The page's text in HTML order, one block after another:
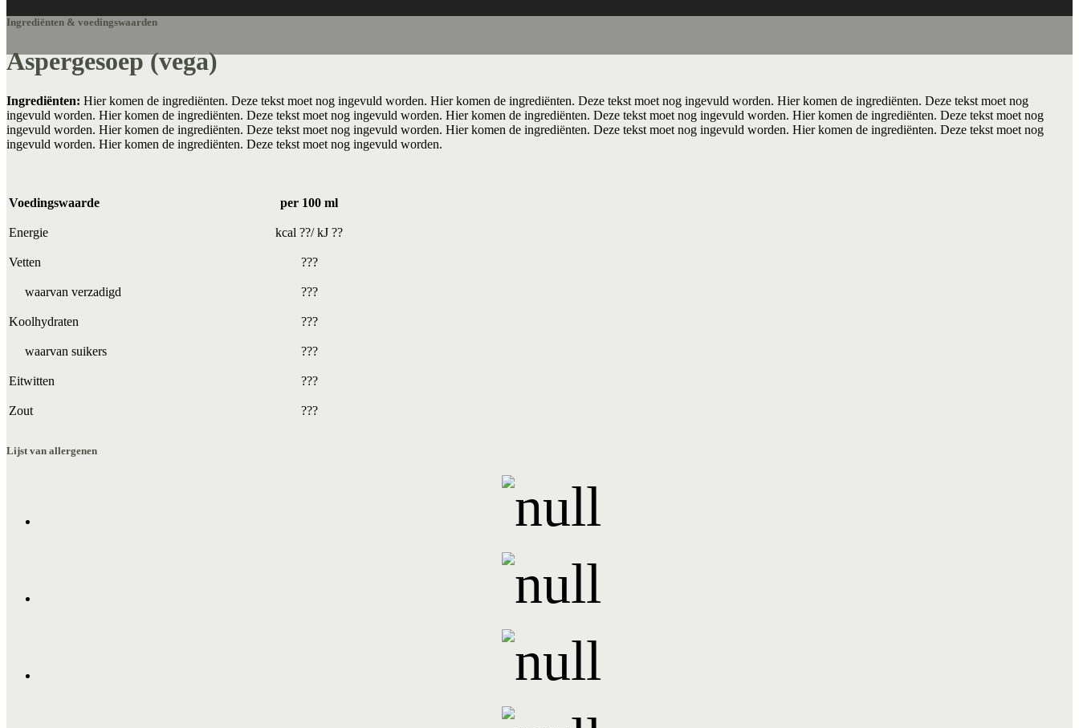
Ingrediënten & voedingswaarden
Aspergesoep (vega)
Ingrediënten: Hier komen de ingrediënten. Deze tekst moet nog ingevuld worden. Hier komen de ingrediënten. Deze tekst moet nog ingevuld worden. Hier komen de ingrediënten. Deze tekst moet nog
ingevuld worden. Hier komen de ingrediënten. Deze tekst moet nog ingevuld worden. Hier komen de ingrediënten. Deze tekst moet nog ingevuld worden. Hier komen de ingrediënten. Deze tekst moet nog
ingevuld worden. Hier komen de ingrediënten. Deze tekst moet nog ingevuld worden. Hier komen de ingrediënten. Deze tekst moet nog ingevuld worden. Hier komen de ingrediënten. Deze tekst moet nog
ingevuld worden. Hier komen de ingrediënten. Deze tekst moet nog ingevuld worden.
Voedingswaarde per 100 ml
Energie kcal ??/ kJ ??
Vetten ???
waarvan verzadigd ???
Koolhydraten ???
waarvan suikers ???
Eitwitten ???
Zout ???
Lijst van allergenen